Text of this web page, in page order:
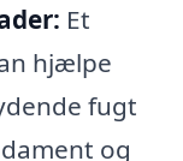
Et
hjælpe
fugt
og